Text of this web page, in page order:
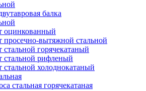
балка
оцинкованный
просечно-вытяжной стальной
стальной горячекатаный
стальной рифленый
стальной холоднокатаный
стальная горячекатаная